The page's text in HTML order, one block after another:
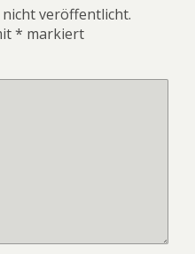
veröffentlicht.
* markiert